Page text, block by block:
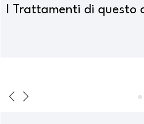
I Trattamenti di questo